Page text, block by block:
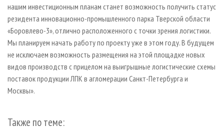
нашим инвестиционным планам станет возможность получить статус
резидента инновационно-промышленного парка Тверской области
«Боровлево-3», отлично расположенного с точки зрения логистики.
Мы планируем начать работу по проекту уже в этом году. В будущем
не исключаем возможность размещения на этой площадке новых
видов производств с прицелом на выигрышные логистические схемы
поставок продукции ЛПК в агломерации Санкт-Петербурга и
Москвы».
Также по теме: